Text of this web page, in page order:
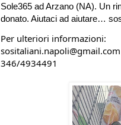
Sole365 ad Arzano (NA). Un
donato. Aiutaci ad aiutare…
Per ulteriori informazioni:
sositaliani.napoli@gmail.com
346/4934491